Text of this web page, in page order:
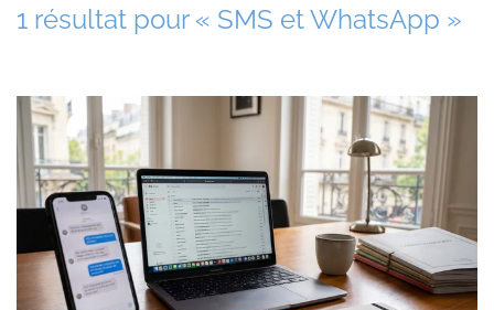
1 résultat pour « SMS et WhatsApp »